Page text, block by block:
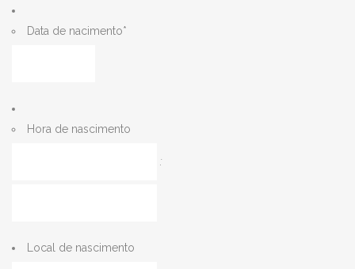
Data de nacimento*
AAAA
Hora de nascimento
:
Local de nascimento